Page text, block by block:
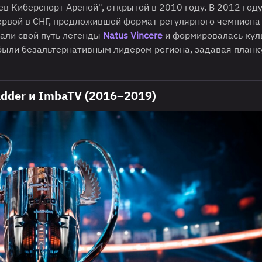
Киберспорт Ареной", открытой в 2010 году. В 2012 году
в СНГ, предложившей формат регулярного
свой путь легенды Natus Vincere и формировалась
безальтернативным лидером региона, задавая
и ImbaTV (2016–2019)